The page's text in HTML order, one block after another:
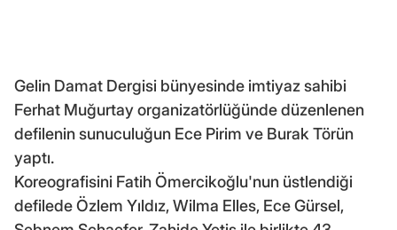
Gelin Damat Dergisi bünyesinde imtiyaz sahibi
Ferhat Muğurtay organizatörlüğünde düzenlenen
defilenin sunuculuğun Ece Pirim ve Burak Törün
yaptı.
Koreografisini Fatih Ömercikoğlu'nun üstlendiği
defilede Özlem Yıldız, Wilma Elles, Ece Gürsel,